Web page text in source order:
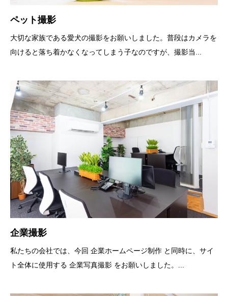
ペット撮影
大切な家族である愛犬の撮影をお願いしました。普段はカメラを
向けると落ち着かなくなってしまう子なのですが、撮影当...
企業撮影
私たちの会社では、今回 企業ホームページ制作 と同時に、サイ
ト全体に使用する 企業写真撮影 をお願いしました。...